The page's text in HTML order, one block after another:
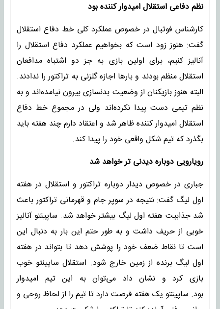
نظم دفاعی استقلال امیدوار کننده بود
کارشناس فوتبال در خصوص عملکرد کلی خط دفاع استقلال
گفت: هنوز زود است که بخواهیم عملکرد دفاع استقلال را
آنالیز کنیم، برای اولین بازی به جز دو اشتباه مدافعان
استقلال منظم بودند و بارها اجازه گلزنی به تراکتور را ندادند.
البته هنوز بازیکنان از وضعیت بدنسازی بیرون نیامده‌اند و به
نظم تیمی دست پیدا نکرده‌اند ولی در مجموع خط دفاع
استقلال امیدوار کننده ظاهر شد و اعتقاد دارم چند هفته باید
بگذرد که تیم شکل واقعی خود را پیدا کند.
رویارویی دوباره دیدنی تر خواهد شد
جباری در خصوص دیدار دوباره تراکتور و استقلال در هفته
اول لیگ گفت: نتیجه در سوپر جام و قهرمانی تراکتور باعث
شد جذابیت هفته اول لیگ بیشتر خواهد شد. ساپینتو آنالیز
خوبی از حریف داشت و به طور حتم این بار به دنبال این
است تا نقاط ضعف خود را پوشش دهد تا بتواند در هفته
اول لیگ برنده از زمین خارج شود. استقلال ساپینتو خوب
بازی کرد و نشان داد می‌توان به این تیم امیدوار
بود. ساپینتو یک هفته فرصت دارد تا تیم را از لحاظ روحی و